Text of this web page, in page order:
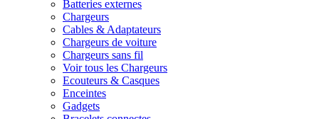
Batteries externes
Chargeurs
Cables & Adaptateurs
Chargeurs de voiture
Chargeurs sans fil
Voir tous les Chargeurs
Ecouteurs & Casques
Enceintes
Gadgets